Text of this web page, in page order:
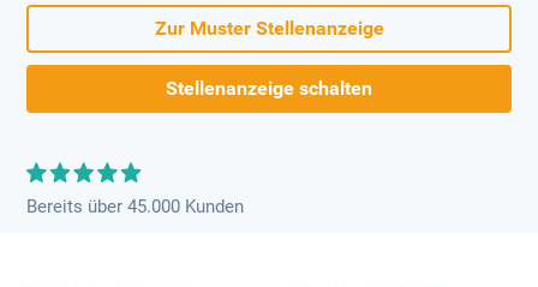
Zur Muster Stellenanzeige
Stellenanzeige schalten
Bereits über 45.000 Kunden